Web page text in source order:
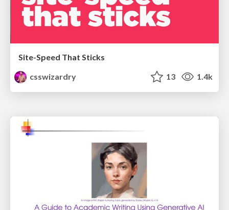
Site-Speed That Sticks
csswizardry
13 1.4k